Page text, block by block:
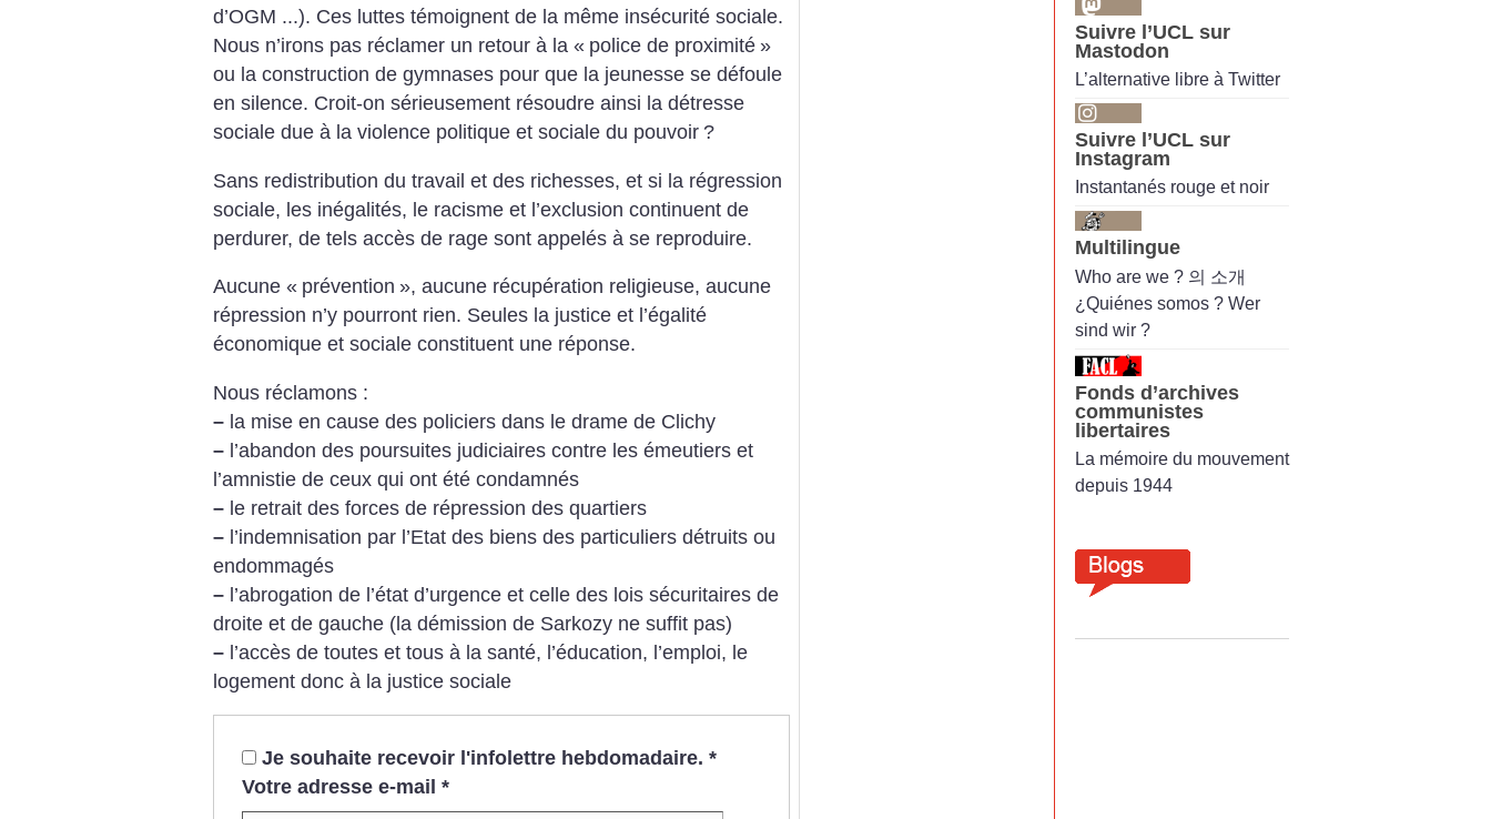
d’OGM ...). Ces luttes témoignent de la même insécurité sociale.
Nous n’irons pas réclamer un retour à la « police de proximité »
ou la construction de gymnases pour que la jeunesse se défoule
en silence. Croit-on sérieusement résoudre ainsi la détresse
sociale due à la violence politique et sociale du pouvoir ?
Sans redistribution du travail et des richesses, et si la régression
sociale, les inégalités, le racisme et l’exclusion continuent de
perdurer, de tels accès de rage sont appelés à se reproduire.
Aucune « prévention », aucune récupération religieuse, aucune
répression n’y pourront rien. Seules la justice et l’égalité
économique et sociale constituent une réponse.
Nous réclamons :
– la mise en cause des policiers dans le drame de Clichy
– l’abandon des poursuites judiciaires contre les émeutiers et
l’amnistie de ceux qui ont été condamnés
– le retrait des forces de répression des quartiers
– l’indemnisation par l’Etat des biens des particuliers détruits ou
endommagés
– l’abrogation de l’état d’urgence et celle des lois sécuritaires de
droite et de gauche (la démission de Sarkozy ne suffit pas)
– l’accès de toutes et tous à la santé, l’éducation, l’emploi, le
logement donc à la justice sociale
Je souhaite recevoir l'infolettre hebdomadaire. *
Votre adresse e-mail *
Suivre l’UCL sur
Mastodon
L’alternative libre à Twitter
Suivre l’UCL sur
Instagram
Instantanés rouge et noir
Multilingue
Who are we ? 의 소개
¿Quiénes somos ? Wer
sind wir ?
Fonds d’archives
communistes
libertaires
La mémoire du mouvement
depuis 1944